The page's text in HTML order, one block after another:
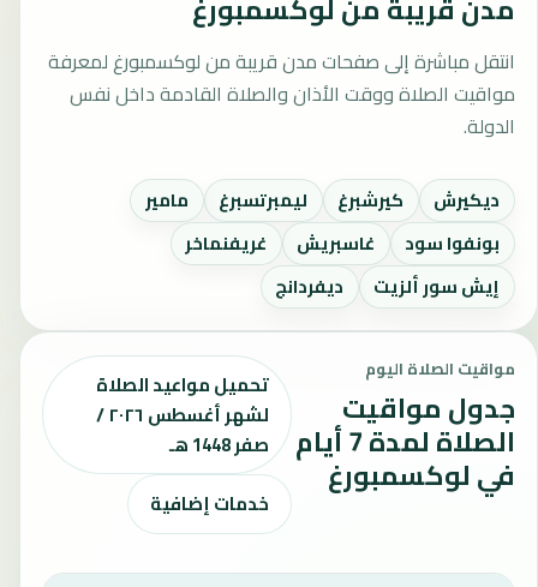
انتقل مباشرة إلى صفحات مدن قريبة من لوكسمبورغ لمعرفة
مواقيت الصلاة ووقت الأذان والصلاة القادمة داخل نفس
الدولة.
ديكيرش كيرشبرغ ليمبرتسبرغ
مامير
بونفوا سود
غاسبريش
غريفنماخر
إيش سور ألزيت
ديفردانج
مواقيت الصلاة اليوم
جدول مواقيت
الصلاة لمدة 7 أيام
في لوكسمبورغ
تحميل مواعيد الصلاة
لشهر أغسطس ٢٠٢٦ /
صفر 1448 هـ
خدمات إضافية